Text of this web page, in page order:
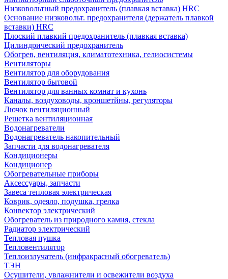
Низковольтный предохранитель (плавкая вставка) HRC
Основание низковольт. предохранителя (держатель плавкой
вставки) HRC
Плоский плавкий предохранитель (плавкая вставка)
Цилиндрический предохранитель
Обогрев, вентиляция, климатотехника, гелиосистемы
Вентиляторы
Вентилятор для оборудования
Вентилятор бытовой
Вентилятор для ванных комнат и кухонь
Каналы, воздуховоды, кроншетйны, регуляторы
Лючок вентиляционный
Решетка вентиляционная
Водонагреватели
Водонагреватель накопительный
Запчасти для водонагревателя
Кондиционеры
Кондиционер
Обогревательные приборы
Аксессуары, запчасти
Завеса тепловая электрическая
Коврик, одеяло, подушка, грелка
Конвектор электрический
Обогреватель из природного камня, стекла
Радиатор электрический
Тепловая пушка
Тепловентилятор
Теплоизлучатель (инфракрасный обогреватель)
ТЭН
Осушители, увлажнители и освежители воздуха